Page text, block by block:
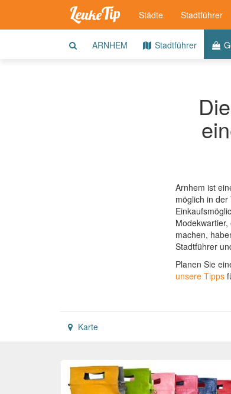
Städte Stadtführer
ARNHEM Stadtführer
Arnhem ist
möglich in
machen,
Stadtführer
Planen Sie
unsere Tipps
Karte